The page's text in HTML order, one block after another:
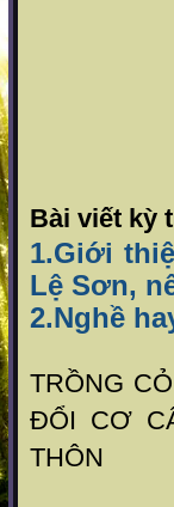
Bài viết kỳ
1.Giới
Lệ Sơn,
2.Nghề
TRỒNG
ĐỔI CƠ
THÔN